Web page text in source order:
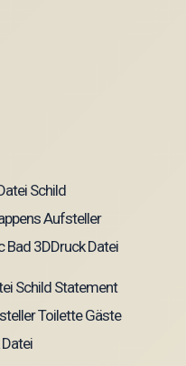
Schild Statement
Toilette Gäste